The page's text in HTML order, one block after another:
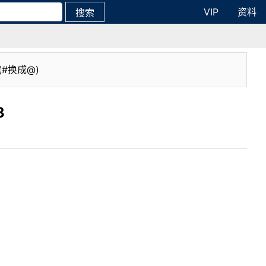
搜索 VIP 资料
换成@)